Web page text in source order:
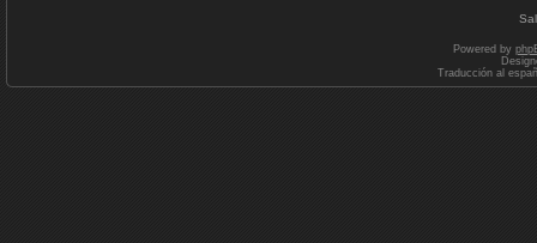
Powered by
Traducción al